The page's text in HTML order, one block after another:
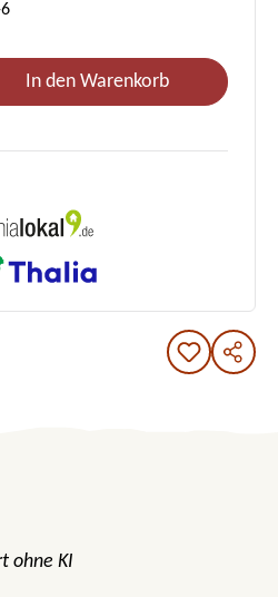
den gewünschten
In den Warenkorb
ohne KI